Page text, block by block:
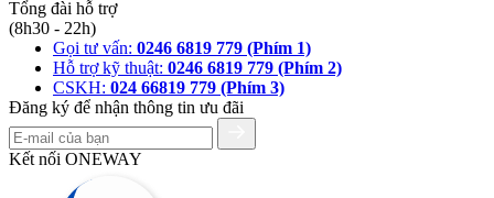
Tổng đài hỗ trợ
(8h30 - 22h)
Gọi tư vấn: 0246 6819 779 (Phím 1)
Hỗ trợ kỹ thuật: 0246 6819 779 (Phím 2)
CSKH: 024 66819 779 (Phím 3)
Đăng ký để nhận thông tin ưu đãi
Kết nối ONEWAY